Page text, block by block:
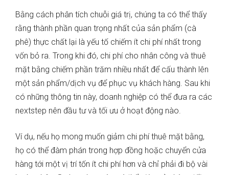
Bằng cách phân tích chuỗi giá trị, chúng ta có thể thấy
rằng thành phần quan trọng nhất của sản phẩm (cà
phê) thực chất lại là yếu tố chiếm ít chi phí nhất trong
vốn bỏ ra. Trong khi đó, chi phí cho nhân công và thuê
mặt bằng chiếm phần trăm nhiều nhất để cấu thành lên
một sản phẩm/dịch vụ để phục vụ khách hàng. Sau khi
có những thông tin này, doanh nghiệp có thể đưa ra các
nextstep nên đầu tư và tối ưu ở hoạt động nào.
Ví dụ, nếu họ mong muốn giảm chi phí thuê mặt bằng,
họ có thể đàm phán trong hợp đồng hoặc chuyển cửa
hàng tới một vị trí tốn ít chi phí hơn và chỉ phải đi bộ vài